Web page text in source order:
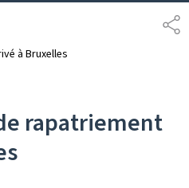
à Bruxelles
rapatriement